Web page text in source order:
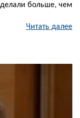
больше, чем
Читать далее